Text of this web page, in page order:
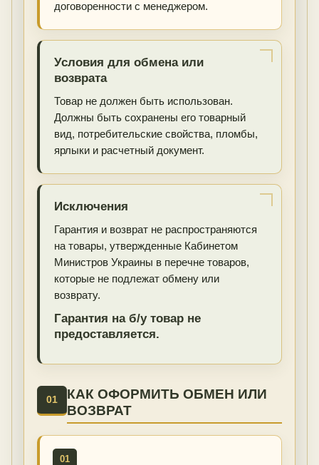
договоренности с менеджером.
Условия для обмена или
возврата
Товар не должен быть использован.
Должны быть сохранены его товарный
вид, потребительские свойства, пломбы,
ярлыки и расчетный документ.
Исключения
Гарантия и возврат не распространяются
на товары, утвержденные Кабинетом
Министров Украины в перечне товаров,
которые не подлежат обмену или
возврату.
Гарантия на б/у товар не
предоставляется.
01
КАК ОФОРМИТЬ ОБМЕН ИЛИ
ВОЗВРАТ
01